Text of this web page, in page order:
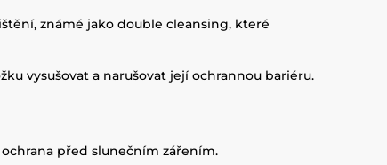
známé jako double cleansing, které
vysušovat a narušovat její ochrannou bariéru.
před slunečním zářením.